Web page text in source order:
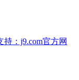
持：j9.com官方网